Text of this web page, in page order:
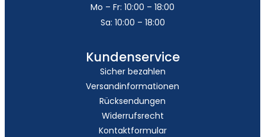
Mo – Fr: 10:00 – 18:00
Sa: 10:00 – 18:00
Kundenservice
Sicher bezahlen
Versandinformationen
Rücksendungen
Widerrufsrecht
Kontaktformular